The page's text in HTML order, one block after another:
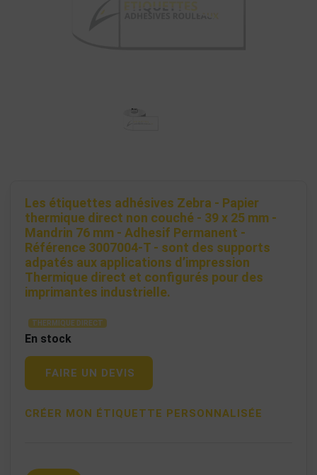
Les étiquettes adhésives Zebra - Papier
thermique direct non couché - 39 x 25 mm -
Mandrin 76 mm - Adhesif Permanent -
Référence 3007004-T - sont des supports
adpatés aux applications d’impression
Thermique direct et configurés pour des
imprimantes industrielle.
THERMIQUE DIRECT
En stock
FAIRE UN DEVIS
CRÉER MON ÉTIQUETTE PERSONNALISÉE